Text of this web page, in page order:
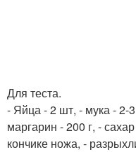
Для теста.
- Яйца - 2 шт, - мука - 2-
маргарин - 200 г, -
кончике ножа, -